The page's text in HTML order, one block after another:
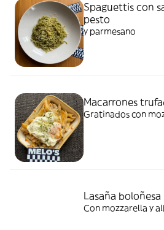
Spaguettis con
pesto
y parmesano
Macarrones
Gratinados con
Lasaña boloñesa
Con mozzarella y